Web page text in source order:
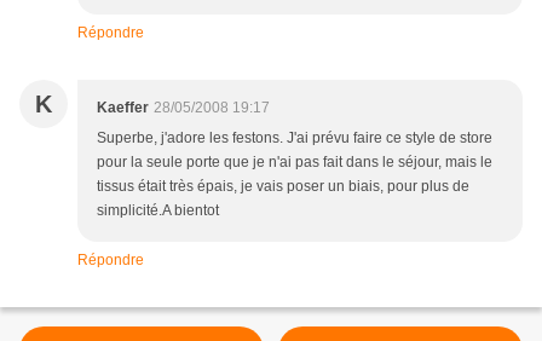
Répondre
K Kaeffer 28/05/2008 19:17
Superbe, j'adore les festons. J'ai prévu faire ce style de store
pour la seule porte que je n'ai pas fait dans le séjour, mais le
tissus était très épais, je vais poser un biais, pour plus de
simplicité.A bientot
Répondre